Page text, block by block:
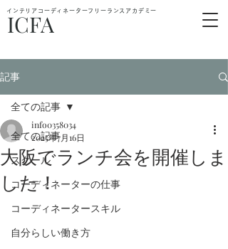
ICFA
インテリアコーディネーターフリーランスアカデミー
記事
全ての記事
スクール
コーディネーターの仕事
コーディネータースキル
自分らしい働き方
全ての記事
大阪でランチ会を開催しま
した！
info0358034
2025年7月16日